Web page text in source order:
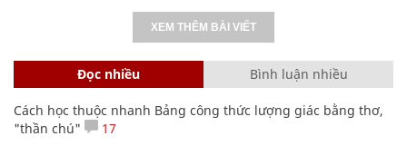
XEM THÊM BÀI VIẾT
Đọc nhiều Bình luận nhiều
Cách học thuộc nhanh Bảng công thức lượng giác bằng thơ,
"thần chú"
17